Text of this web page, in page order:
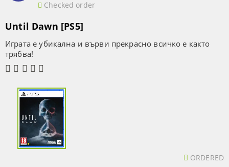
Checked order
Until Dawn [PS5]
Играта е убикална и върви прекрасно всичко е както
трябва!
ORDERED